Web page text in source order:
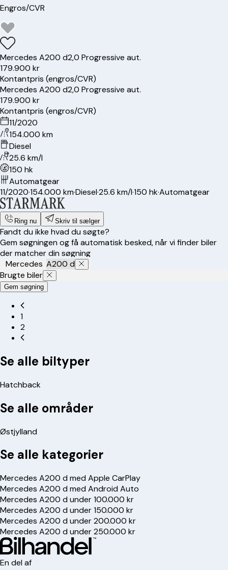
Engros/CVR
Mercedes A200 d2,0 Progressive aut.
179.900 kr
Kontantpris (engros/CVR)
Mercedes A200 d2,0 Progressive aut.
179.900 kr
Kontantpris (engros/CVR)
11/2020
154.000 km
Diesel
25.6 km/l
150 hk
Automatgear
11/2020·154.000 km·Diesel·25.6 km/l·150 hk·Automatgear
Ring nu Skriv til sælger
Fandt du ikke hvad du søgte?
Gem søgningen og få automatisk besked, når vi finder biler
der matcher din søgning
Mercedes A200 d
Brugte biler
Gem søgning
1
2
Se alle biltyper
Hatchback
Se alle områder
Østjylland
Se alle kategorier
Mercedes A200 d med Apple CarPlay
Mercedes A200 d med Android Auto
Mercedes A200 d under 100.000 kr
Mercedes A200 d under 150.000 kr
Mercedes A200 d under 200.000 kr
Mercedes A200 d under 250.000 kr
En del af